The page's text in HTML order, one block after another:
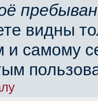
видны
и самому